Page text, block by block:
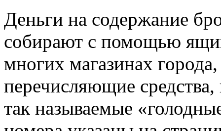
Деньги на содержание
собирают с помощью
многих магазинах
перечисляющие
так называемые